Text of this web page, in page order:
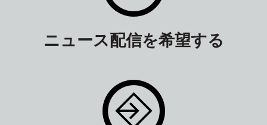
ニュース配信を希望する